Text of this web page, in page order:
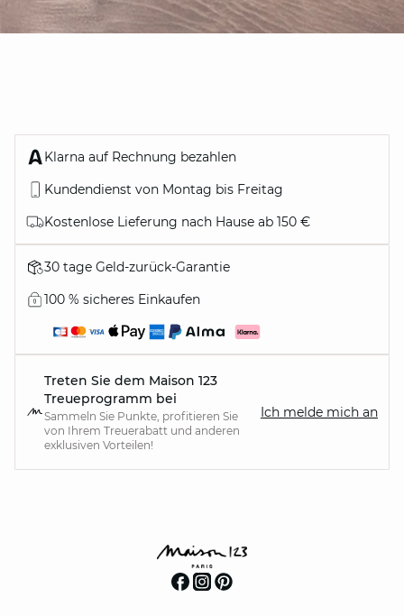
Klarna auf Rechnung bezahlen
Kundendienst von Montag bis Freitag
Kostenlose Lieferung nach Hause ab 150 €
30 tage Geld-zurück-Garantie
100 % sicheres Einkaufen
Treten Sie dem Maison 123
Treueprogramm bei
Sammeln Sie Punkte, profitieren Sie
von Ihrem Treuerabatt und anderen
exklusiven Vorteilen!
Ich melde mich an